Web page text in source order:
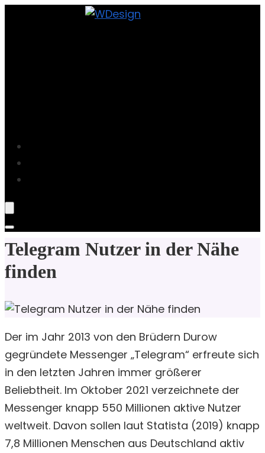
Telegram Nutzer in der Nähe
finden
Der im Jahr 2013 von den Brüdern Durow
gegründete Messenger „Telegram“ erfreute sich
in den letzten Jahren immer größerer
Beliebtheit. Im Oktober 2021 verzeichnete der
Messenger knapp 550 Millionen aktive Nutzer
weltweit. Davon sollen laut Statista (2019) knapp
7,8 Millionen Menschen aus Deutschland aktiv